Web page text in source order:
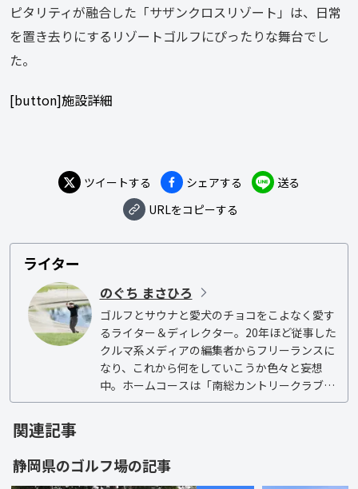
ピタリティが融合した「サザンクロスリゾート」は、日常
を置き去りにするリゾートゴルフにぴったりな舞台でし
た。
[button]施設詳細
ツイートする シェアする
送る
URLをコピーする
ライター
のぐち まさひろ
ゴルフとサウナと愛犬のチョコをこよなく愛す
るライター＆ディレクター。20年ほど従事した
クルマ系メディアの編集者からフリーランスに
なり、これから何をしていこうか色々と妄想
中。ホームコースは「南総カントリークラブ」
で、オフィシャルハンデは5.6（2026年2月現
草野球＆ソフトボールは右投げ左打ち。SAJス
キー検定1級／国内A級ライセンス／小型船舶2
関連記事
静岡県のゴルフ場の記事